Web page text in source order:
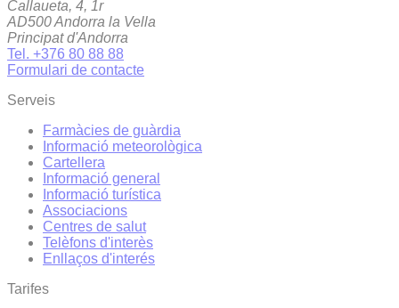
Callaueta, 4, 1r
AD500 Andorra la Vella
Principat d'Andorra
Tel. +376 80 88 88
Formulari de contacte
Serveis
Farmàcies de guàrdia
Informació meteorològica
Cartellera
Informació general
Informació turística
Associacions
Centres de salut
Telèfons d'interès
Enllaços d'interés
Tarifes